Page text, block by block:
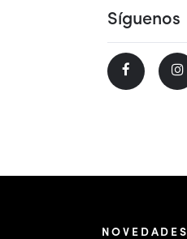
Síguenos
NOVEDADES